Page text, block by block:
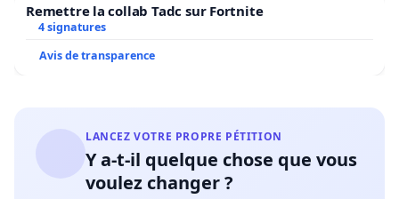
Remettre la collab Tadc sur Fortnite
4 signatures
Avis de transparence
LANCEZ VOTRE PROPRE PÉTITION
Y a-t-il quelque chose que vous
voulez changer ?